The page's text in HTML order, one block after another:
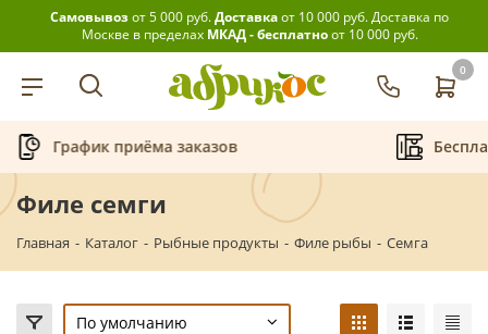
Самовывозот 5 000 руб.Доставкаот 10 000 руб.Доставка по
Москве в пределах МКАД - бесплатноот 10 000 руб.
0
График приёма заказов
Филе семги
Главная - Каталог - Рыбные продукты - Филе рыбы - Семга
По умолчанию